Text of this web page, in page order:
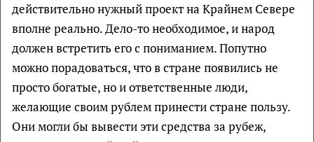
действительно нужный проект на Крайнем Севере
вполне реально. Дело-то необходимое, и народ
должен встретить его с пониманием. Попутно
можно порадоваться, что в стране появились не
просто богатые, но и ответственные люди,
желающие своим рублем принести стране пользу.
Они могли бы вывести эти средства за рубеж,